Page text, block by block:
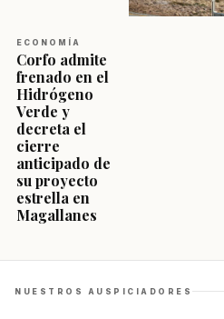
ECONOMÍA
Corfo admite
frenado en el
Hidrógeno
Verde y
decreta el
cierre
anticipado de
su proyecto
estrella en
Magallanes
NUESTROS AUSPICIADORES